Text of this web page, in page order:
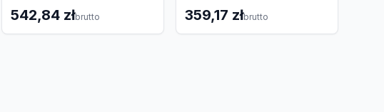
542,84 złbrutto 359,17 złbrutto